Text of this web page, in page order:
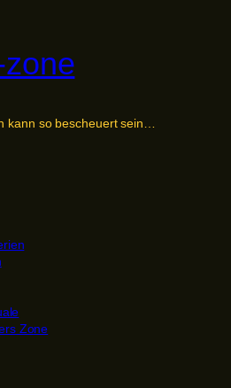
kann so bescheuert sein…
Zone